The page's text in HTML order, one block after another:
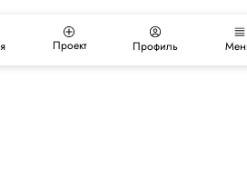
Проект Профиль